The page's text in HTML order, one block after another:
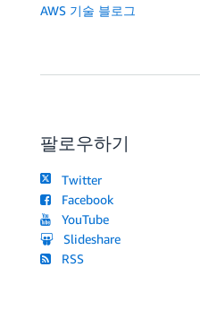
AWS 기술 블로그
팔로우하기
Twitter
Facebook
YouTube
Slideshare
RSS